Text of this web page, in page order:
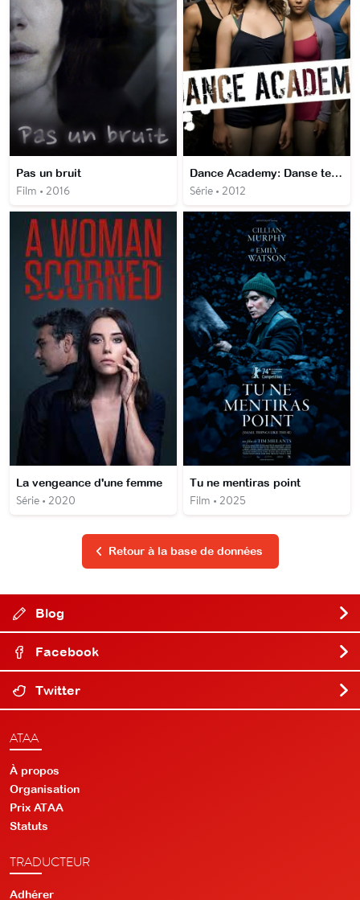
Pas un bruit
Film • 2016
Dance Academy: Danse tes rêves
Série • 2012
La vengeance d'une femme
Série • 2020
Tu ne mentiras point
Film • 2025
Retour à la base de données
Blog
Facebook
Twitter
ATAA
À propos
Organisation
Prix ATAA
Statuts
TRADUCTEUR
Adhérer